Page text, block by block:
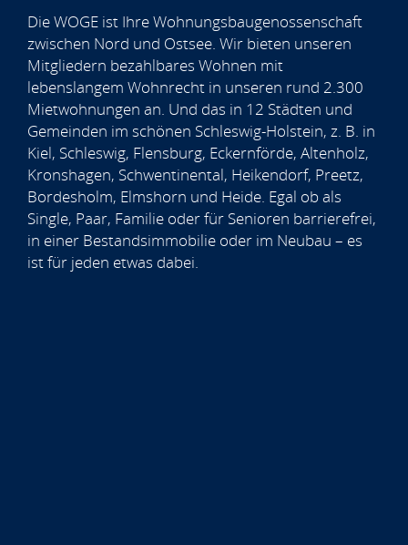
Die WOGE ist Ihre Wohnungsbaugenossenschaft
zwischen Nord und Ostsee. Wir bieten unseren
Mitgliedern bezahlbares Wohnen mit
lebenslangem Wohnrecht in unseren rund 2.300
Mietwohnungen an. Und das in 12 Städten und
Gemeinden im schönen Schleswig-Holstein, z. B. in
Kiel, Schleswig, Flensburg, Eckernförde, Altenholz,
Kronshagen, Schwentinental, Heikendorf, Preetz,
Bordesholm, Elmshorn und Heide. Egal ob als
Single, Paar, Familie oder für Senioren barrierefrei,
in einer Bestandsimmobilie oder im Neubau – es
ist für jeden etwas dabei.